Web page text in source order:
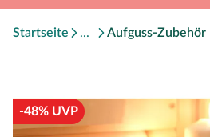
Startseite Aufguss-Zubehör
-48% UVP